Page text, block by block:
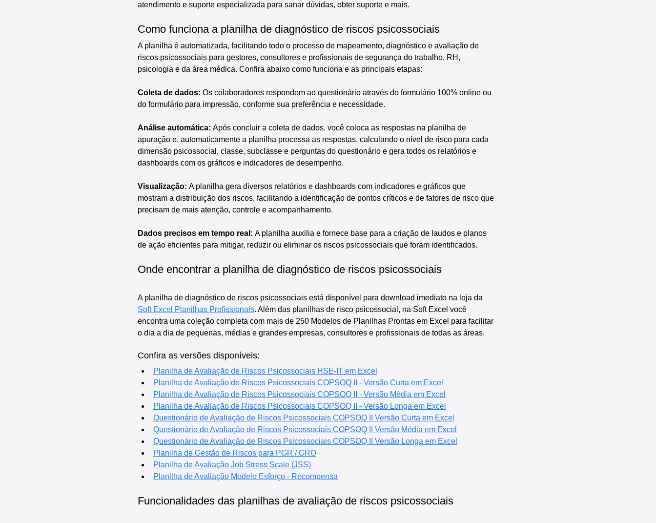
atendimento e suporte especializada para sanar dúvidas, obter suporte e mais.
Como funciona a planilha de diagnóstico de riscos psicossociais
A planilha é automatizada, facilitando todo o processo de mapeamento, diagnóstico e avaliação de
riscos psicossociais para gestores, consultores e profissionais de segurança do trabalho, RH,
psicologia e da área médica. Confira abaixo como funciona e as principais etapas:
Coleta de dados: Os colaboradores respondem ao questionário através do formulário 100% online ou
do formulário para impressão, conforme sua preferência e necessidade.
Análise automática: Após concluir a coleta de dados, você coloca as respostas na planilha de
apuração e, automaticamente a planilha processa as respostas, calculando o nível de risco para cada
dimensão psicossocial, classe, subclasse e perguntas do questionário e gera todos os relatórios e
dashboards com os gráficos e indicadores de desempenho.
Visualização: A planilha gera diversos relatórios e dashboards com indicadores e gráficos que
mostram a distribuição dos riscos, facilitando a identificação de pontos críticos e de fatores de risco que
precisam de mais atenção, controle e acompanhamento.
Dados precisos em tempo real: A planilha auxilia e fornece base para a criação de laudos e planos
de ação eficientes para mitigar, reduzir ou eliminar os riscos psicossociais que foram identificados.
Onde encontrar a planilha de diagnóstico de riscos psicossociais
A planilha de diagnóstico de riscos psicossociais está disponível para download imediato na loja da
Soft Excel Planilhas Profissionais. Além das planilhas de risco psicossocial, na Soft Excel você
encontra uma coleção completa com mais de 250 Modelos de Planilhas Prontas em Excel para facilitar
o dia a dia de pequenas, médias e grandes empresas, consultores e profissionais de todas as áreas.
Confira as versões disponíveis:
Planilha de Avaliação de Riscos Psicossociais HSE-IT em Excel
Planilha de Avaliação de Riscos Psicossociais COPSOQ II - Versão Curta em Excel
Planilha de Avaliação de Riscos Psicossociais COPSOQ II - Versão Média em Excel
Planilha de Avaliação de Riscos Psicossociais COPSOQ II - Versão Longa em Excel
Questionário de Avaliação de Riscos Psicossociais COPSOQ II Versão Curta em Excel
Questionário de Avaliação de Riscos Psicossociais COPSOQ II Versão Média em Excel
Questionário de Avaliação de Riscos Psicossociais COPSOQ II Versão Longa em Excel
Planilha de Gestão de Riscos para PGR / GRO
Planilha de Avaliação Job Stress Scale (JSS)
Planilha de Avaliação Modelo Esforço - Recompensa
Funcionalidades das planilhas de avaliação de riscos psicossociais